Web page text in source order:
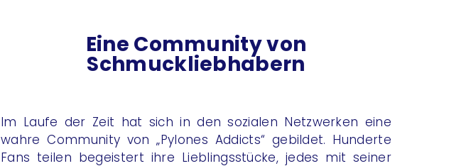
Eine Community von
Schmuckliebhabern
Im Laufe der Zeit hat sich in den sozialen Netzwerken eine
wahre Community von „Pylones Addicts“ gebildet. Hunderte
Fans teilen begeistert ihre Lieblingsstücke, jedes mit seiner